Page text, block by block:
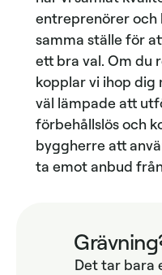
entreprenörer och
samma ställe för
ett bra val. Om du
kopplar vi ihop
väl lämpade att
förbehållslös och
byggherre att
ta emot anbud
Det tar bara